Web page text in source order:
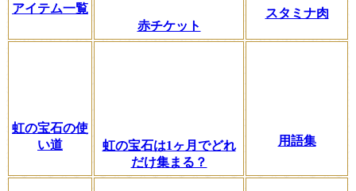
アイテム一覧
赤チケット
スタミナ肉
虹の宝石の使
い道
虹の宝石は1ヶ月でどれ
だけ集まる？
用語集